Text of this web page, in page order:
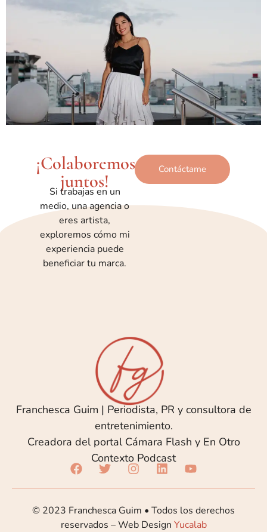
¡Colaboremos
juntos!
Si trabajas en un
medio, una agencia o
eres artista,
exploremos cómo mi
experiencia puede
beneficiar tu marca.
Contáctame
Franchesca Guim | Periodista, PR y consultora de
entretenimiento.
Creadora del portal Cámara Flash y En Otro
Contexto Podcast
© 2023 Franchesca Guim • Todos los derechos
reservados – Web Design Yucalab